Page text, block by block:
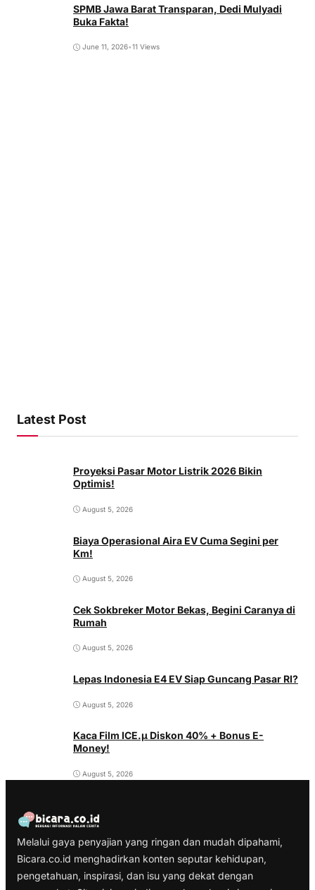
SPMB Jawa Barat Transparan, Dedi Mulyadi
Buka Fakta!
June 11, 2026•11 Views
Latest Post
Proyeksi Pasar Motor Listrik 2026 Bikin
Optimis!
August 5, 2026
Biaya Operasional Aira EV Cuma Segini per
Km!
August 5, 2026
Cek Sokbreker Motor Bekas, Begini Caranya di
Rumah
August 5, 2026
Lepas Indonesia E4 EV Siap Guncang Pasar RI?
August 5, 2026
Kaca Film ICE.µ Diskon 40% + Bonus E-
Money!
August 5, 2026
Melalui gaya penyajian yang ringan dan mudah dipahami,
Bicara.co.id menghadirkan konten seputar kehidupan,
pengetahuan, inspirasi, dan isu yang dekat dengan